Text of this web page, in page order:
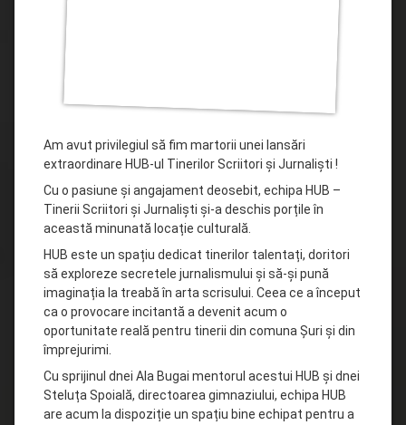
Am avut privilegiul să fim martorii unei lansări
extraordinare HUB-ul Tinerilor Scriitori și Jurnaliști !
Cu o pasiune și angajament deosebit, echipa HUB –
Tinerii Scriitori și Jurnaliști și-a deschis porțile în
această minunată locație culturală.
HUB este un spațiu dedicat tinerilor talentați, doritori
să exploreze secretele jurnalismului și să-și pună
imaginația la treabă în arta scrisului. Ceea ce a început
ca o provocare incitantă a devenit acum o
oportunitate reală pentru tinerii din comuna Șuri și din
împrejurimi.
Cu sprijinul dnei Ala Bugai mentorul acestui HUB și dnei
Steluța Spoială, directoarea gimnaziului, echipa HUB
are acum la dispoziție un spațiu bine echipat pentru a